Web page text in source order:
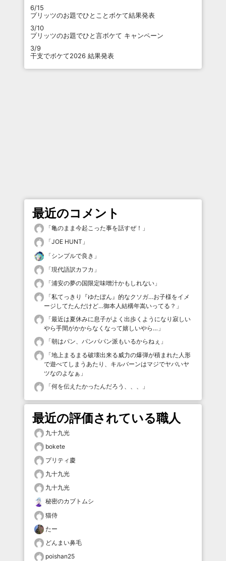
6/15
プリッツのお題でひとことボケて結果発表
3/10
プリッツのお題でひと言ボケて キャンペーン
3/9
干支でボケて2026 結果発表
最近のコメント
「亀のまま今起こった事を話すぜ！ 」
「JOE HUNT 」
「シンプルで良き 」
「現代語訳カフカ 」
「浦安の夢の国限定味噌汁かもしれない 」
「私てっきり『ゆたぼん』的なクソガ…お子様をイメ
ージしてたんだけど…御本人結構年嵩いってる？ 」
「最近は夏休みに息子がよく出歩くようになり寂しい
やら手間がかからなくなって嬉しいやら… 」
「朝はパン、パンパパン派もいるからねぇ 」
「地上まるまる破壊出来る威力の爆弾が積まれた人形
で遊べてしまうあたり、キルバーンはマジでヤバいヤ
ツなのよなぁ 」
「何を伝えたかったんだろう、、、 」
最近の評価されている職人
九十九光
bokete
プリティ慶
九十九光
九十九光
秘密のカブトムシ
猫侍
たー
どんまい鼻毛
poishan25